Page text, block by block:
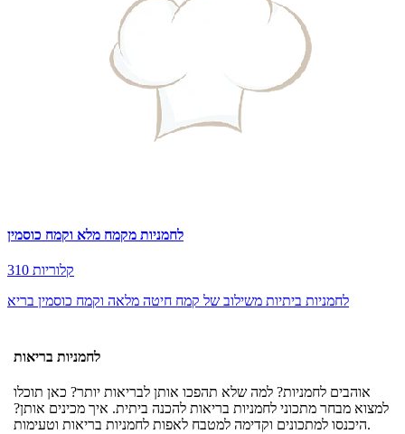
לחמניות מקמח מלא וקמח כוסמין
310 קלוריות
לחמניות ביתיות משילוב של קמח חיטה מלאה וקמח כוסמין בריא
לחמניות בריאות
אוהבים לחמניות? למה שלא תהפכו אותן לבריאות יותר? כאן תוכלו
למצוא מבחר מתכוני לחמניות בריאות להכנה ביתית. איך מכינים אותן?
היכנסו למתכונים וקדימה למטבח לאפות לחמניות בריאות וטעימות.